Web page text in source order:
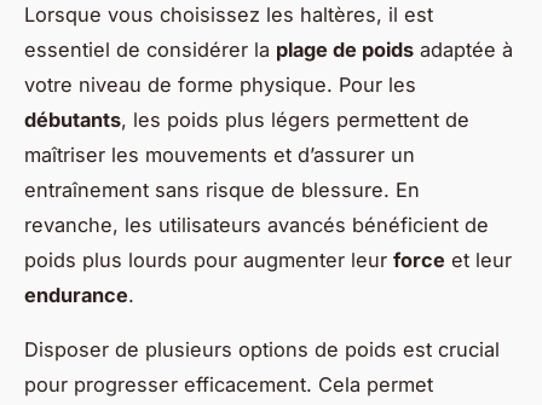
Lorsque vous choisissez les haltères, il est
essentiel de considérer la plage de poids adaptée à
votre niveau de forme physique. Pour les
débutants, les poids plus légers permettent de
maîtriser les mouvements et d’assurer un
entraînement sans risque de blessure. En
revanche, les utilisateurs avancés bénéficient de
poids plus lourds pour augmenter leur force et leur
endurance.
Disposer de plusieurs options de poids est crucial
pour progresser efficacement. Cela permet